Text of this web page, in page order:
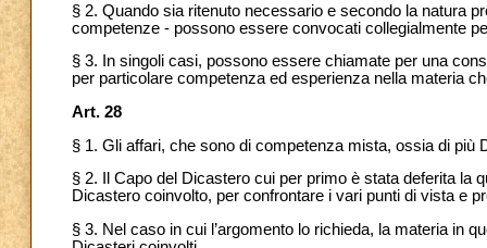
§ 2. Quando sia ritenuto necessario e secondo la natura
competenze - possono essere convocati collegialmente
§ 3. In singoli casi, possono essere chiamate per una
per particolare competenza ed esperienza nella materia
Art. 28
§ 1. Gli affari, che sono di competenza mista, ossia di
§ 2. Il Capo del Dicastero cui per primo è stata deferita la
Dicastero coinvolto, per confrontare i vari punti di vista e
§ 3. Nel caso in cui l’argomento lo richieda, la materia in